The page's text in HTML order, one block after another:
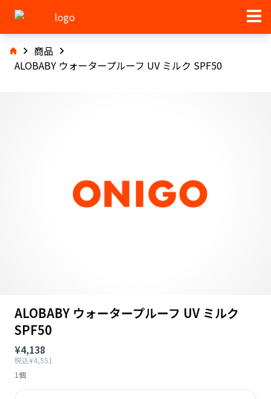
商品
ALOBABY ウォータープルーフ UV ミルク SPF50
ALOBABY ウォータープルーフ UV ミルク
SPF50
¥4,138
税込¥4,551
1個